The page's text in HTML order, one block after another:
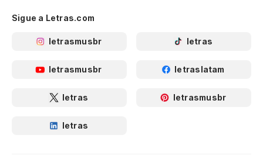
Sigue a Letras.com
letrasmusbr letras
letrasmusbr letraslatam
letras letrasmusbr
letras